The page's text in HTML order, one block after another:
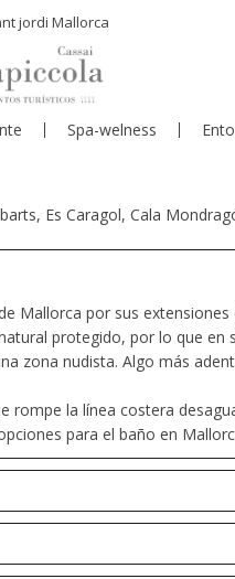
jordi Mallorca
Spa-welness
Es Caragol, Cala
Mallorca por sus
protegido, por lo que
zona nudista. Algo más
la línea costera
para el baño en